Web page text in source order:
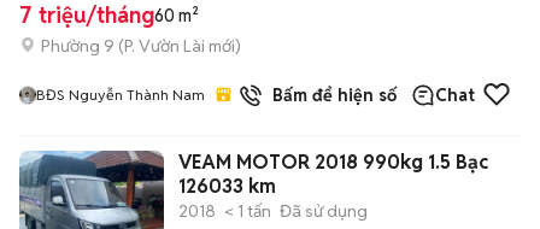
7 triệu/tháng60 m²
Phường 9 (P. Vườn Lài mới)
BĐS Nguyễn Thành Nam 2đã bánBấm để hiện số Chat
VEAM MOTOR 2018 990kg 1.5 Bạc
126033 km
2018 < 1 tấn Đã sử dụng